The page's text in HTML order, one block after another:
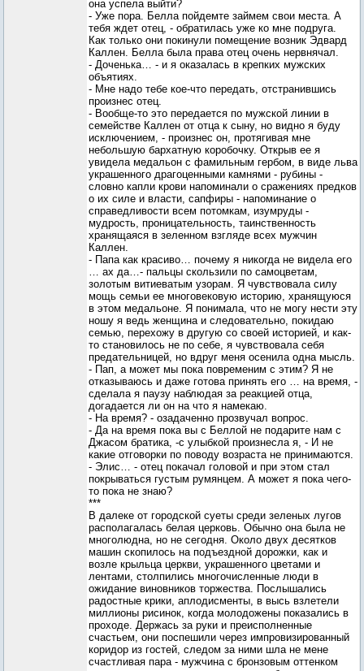
она успела выйти?
- Уже пора. Белла пойдемте займем свои места. А
тебя ждет отец, - обратилась уже ко мне подруга.
Как только они покинули помещение возник Эдвард
Каллен. Белла была права отец очень нервнячал.
- Доченька… - и я оказалась в крепких мужских
объятиях.
- Мне надо тебе кое-что передать, отстранившись
произнес отец.
- Вообще-то это передается по мужской линии в
семействе Каллен от отца к сыну, но видно я буду
исключением, - произнес он, протягивая мне
небольшую бархатную коробочку. Открыв ее я
увидела медальон с фамильным гербом, в виде льва
украшенного драгоценными камнями - рубины -
словно капли крови напоминали о сражениях предков
о их силе и власти, сапфиры - напоминание о
справедливости всем потомкам, изумруды -
мудрость, проницательность, таинственность
хранящаяся в зеленном взгляде всех мужчин
Каллен.
- Папа как красиво… почему я никогда не видела его
… ах да…- пальцы скользили по самоцветам,
золотым витиеватым узорам. Я чувствовала силу
мощь семьи ее многовековую историю, хранящуюся
в этом медальоне. Я понимала, что не могу нести эту
ношу я ведь женщина и следовательно, покидаю
семью, перехожу в другую со своей историей, и как-
то становилось не по себе, я чувствовала себя
предательницей, но вдруг меня осенила одна мысль.
- Пап, а может мы пока повременим с этим? Я не
отказываюсь и даже готова принять его … на время, -
сделала я паузу наблюдая за реакцией отца,
догадается ли он на что я намекаю.
- На время? - озадаченно прозвучал вопрос.
- Да на время пока вы с Беллой не подарите нам с
Джасом братика, -с улыбкой произнесла я, - И не
какие отговорки по поводу возраста не принимаются.
- Элис… - отец покачал головой и при этом стал
покрываться густым румянцем. А может я пока чего-
то пока не знаю?
***
В далеке от городской суеты среди зеленых лугов
располагалась белая церковь. Обычно она была не
многолюдна, но не сегодня. Около двух десятков
машин скопилось на подъездной дорожки, как и
возле крыльца церкви, украшенного цветами и
лентами, столпились многочисленные люди в
ожидание виновников торжества. Послышались
радостные крики, аплодисменты, в высь взлетели
миллионы рисинок, когда молодожены показались в
проходе. Держась за руки и преисполненные
счастьем, они поспешили через импровизированный
коридор из гостей, следом за ними шла не мене
счастливая пара - мужчина с бронзовым оттенком